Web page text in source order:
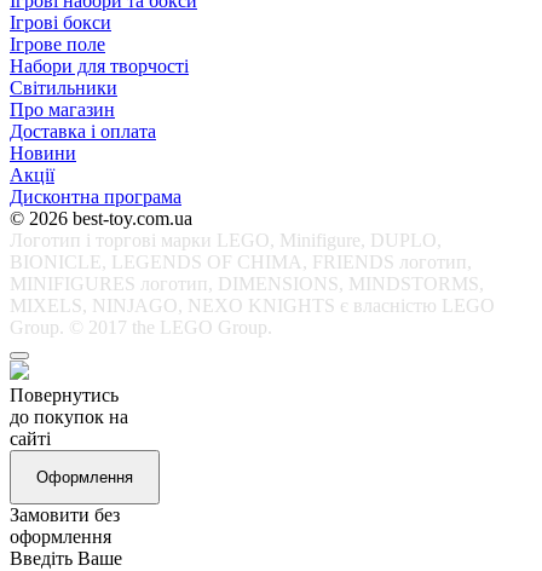
Ігрові бокси
Ігрове поле
Набори для творчості
Світильники
Про магазин
Доставка і оплата
Новини
Акції
Дисконтна програма
© 2026 best-toy.com.ua
Логотип і торгові марки LEGO, Minifigure, DUPLO,
BIONICLE, LEGENDS OF CHIMA, FRIENDS логотип,
MINIFIGURES логотип, DIMENSIONS, MINDSTORMS,
MIXELS, NINJAGO, NEXO KNIGHTS є власністю LEGO
Group. © 2017 the LEGO Group.
Повернутись
до покупок на
сайті
Оформлення
Замовити без
оформлення
Введіть Ваше